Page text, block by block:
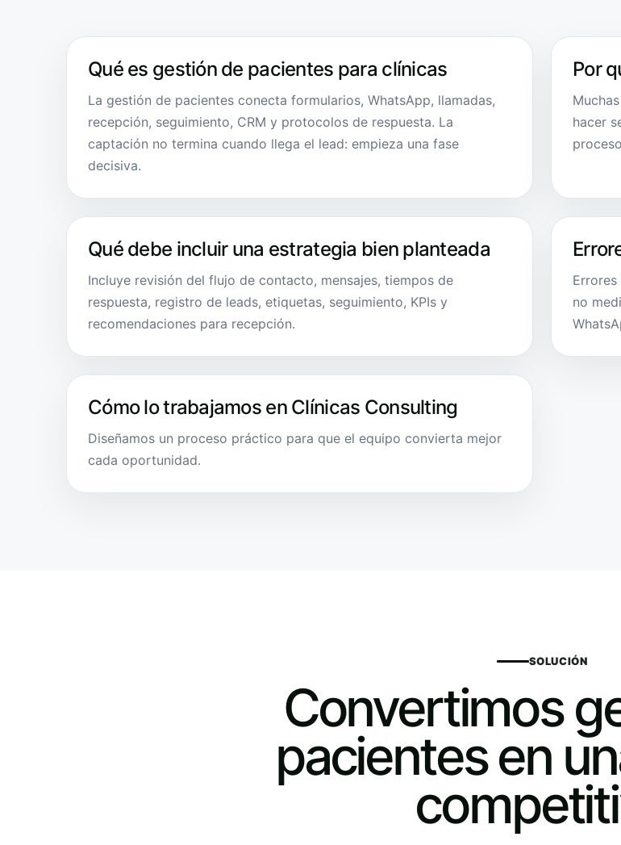
Qué es gestión de pacientes para clínicas
La gestión de pacientes conecta formularios, WhatsApp, llamadas,
recepción, seguimiento, CRM y protocolos de respuesta. La
captación no termina cuando llega el lead: empieza una fase
decisiva.
Por
hacer
Qué debe incluir una estrategia bien planteada
Incluye revisión del flujo de contacto, mensajes, tiempos de
respuesta, registro de leads, etiquetas, seguimiento, KPIs y
recomendaciones para recepción.
no
Cómo lo trabajamos en Clínicas Consulting
Diseñamos un proceso práctico para que el equipo convierta mejor
cada oportunidad.
SOLUCIÓN
Convertimos
pacientes en